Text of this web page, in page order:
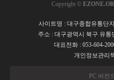
Copyright ©
사이트명 : 대구종합유통단
주소 : 대구광역시 북구 유통
대표전화 : 053-604-
개인정보관리
PC 버전